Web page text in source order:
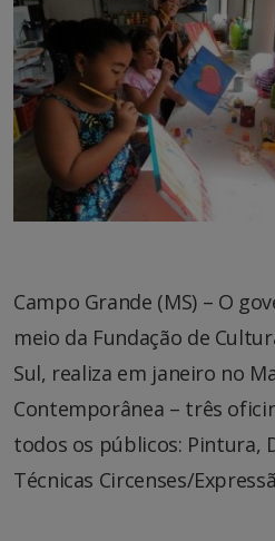
Campo Grande (MS) – O
meio da Fundação de
Sul, realiza em janeiro no
Contemporânea – três
todos os públicos: Pintura,
Técnicas Circenses/